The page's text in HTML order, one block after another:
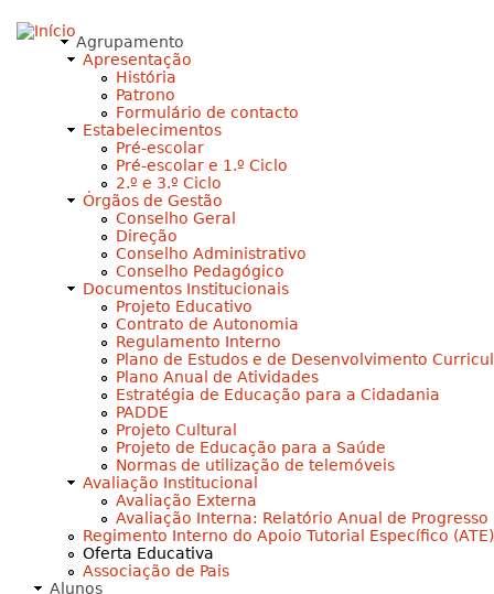
Agrupamento
Apresentação
História
Patrono
Formulário de contacto
Estabelecimentos
Pré-escolar
Pré-escolar e 1.º Ciclo
2.º e 3.º Ciclo
Órgãos de Gestão
Conselho Geral
Direção
Conselho Administrativo
Conselho Pedagógico
Documentos Institucionais
Projeto Educativo
Contrato de Autonomia
Regulamento Interno
Plano de Estudos e de Desenvolvimento
Plano Anual de Atividades
Estratégia de Educação para a Cidadania
PADDE
Projeto Cultural
Projeto de Educação para a Saúde
Normas de utilização de telemóveis
Avaliação Institucional
Avaliação Externa
Avaliação Interna: Relatório Anual de Progresso
Regimento Interno do Apoio Tutorial Específico (ATE)
Oferta Educativa
Associação de Pais
Alunos